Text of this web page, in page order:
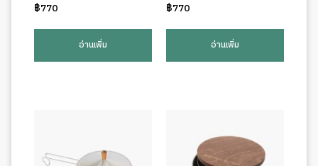
฿770
อ่านเพิ่ม
฿770
อ่านเพิ่ม